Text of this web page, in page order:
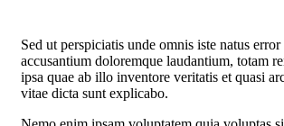
Sed ut perspiciatis unde omnis iste natus
accusantium doloremque laudantium, totam
ipsa quae ab illo inventore veritatis et quasi
vitae dicta sunt explicabo.